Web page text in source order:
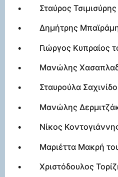
• Σταύρος Τσιμισύρης
• Δημήτρης
• Γιώργος Κυπραίος
• Μανώλης
• Σταυρούλα
• Μανώλης
• Νίκος Κοντογιάννης
• Μαριέττα Μακρή
• Χριστόδουλος